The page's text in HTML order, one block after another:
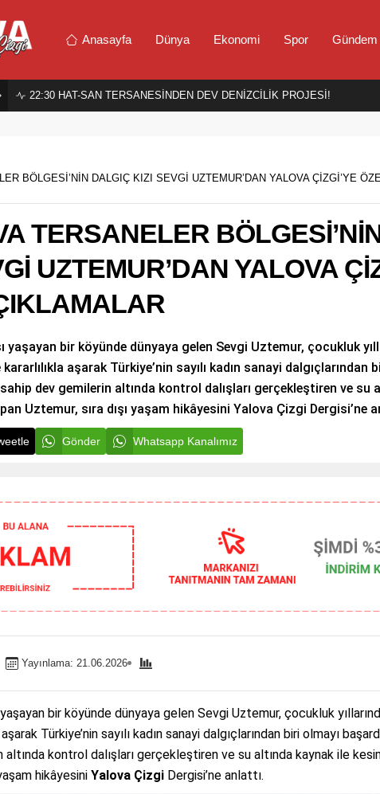
Anasayfa Dünya Ekonomi Spor Gündem
22:30 HAT-SAN TERSANESİNDEN DEV DENİZCİLİK PROJESİ!
BÖLGESİ’NİN DALGIÇ KIZI SEVGİ UZTEMUR’DAN YALOVA ÇİZGİ’YE
TERSANELER
UZTEMUR’DAN YALOVA
yaşayan bir köyünde dünyaya gelen Sevgi Uztemur, çocukluk
aşarak Türkiye’nin sayılı kadın sanayi dalgıçlarından
dev gemilerin altında kontrol dalışları gerçekleştiren ve su
Uztemur, sıra dışı yaşam hikâyesini Yalova Çizgi Dergisi’ne
Gönder Whatsapp Kanalımız
Yayınlama: 21.06.2026
yaşayan bir köyünde dünyaya gelen Sevgi Uztemur, çocukluk
Türkiye’nin sayılı kadın sanayi dalgıçlarından biri olmayı
altında kontrol dalışları gerçekleştiren ve su altında kaynak ile
hikâyesini Yalova Çizgi Dergisi’ne anlattı.